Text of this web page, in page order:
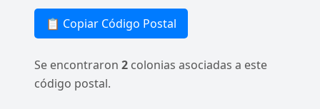
📋 Copiar Código Postal
Se encontraron 2 colonias asociadas a este
código postal.